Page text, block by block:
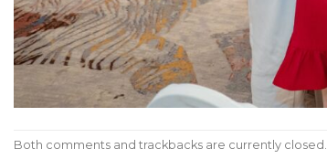
Both comments and trackbacks are currently closed.